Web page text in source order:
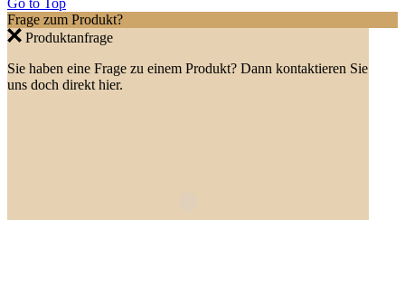
Go to Top
Frage zum Produkt?
Produktanfrage
Sie haben eine Frage zu einem Produkt? Dann kontaktieren Sie
uns doch direkt hier.